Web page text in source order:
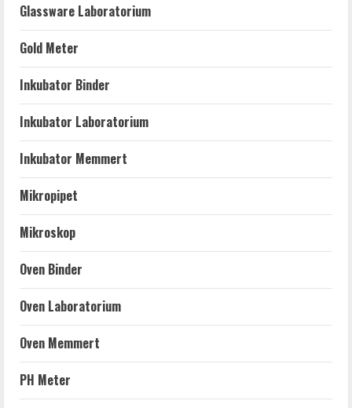
Glassware Laboratorium
Gold Meter
Inkubator Binder
Inkubator Laboratorium
Inkubator Memmert
Mikropipet
Mikroskop
Oven Binder
Oven Laboratorium
Oven Memmert
PH Meter